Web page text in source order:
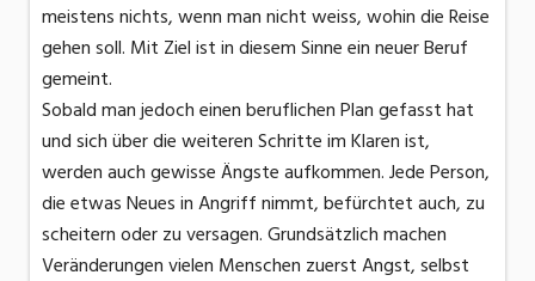
meistens nichts, wenn man nicht weiss, wohin die Reise
gehen soll. Mit Ziel ist in diesem Sinne ein neuer Beruf
gemeint.
Sobald man jedoch einen beruflichen Plan gefasst hat
und sich über die weiteren Schritte im Klaren ist,
werden auch gewisse Ängste aufkommen. Jede Person,
die etwas Neues in Angriff nimmt, befürchtet auch, zu
scheitern oder zu versagen. Grundsätzlich machen
Veränderungen vielen Menschen zuerst Angst, selbst